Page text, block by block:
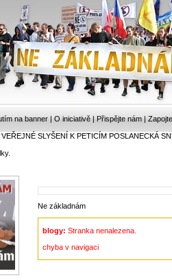
na banner | O iniciativě | Přispějte nám |
VEŘEJNÉ SLYŠENÍ K PETICÍM POSLANECKÁ
Ne základnám
blogy: Stranka nenalezena.
chyba v navigaci